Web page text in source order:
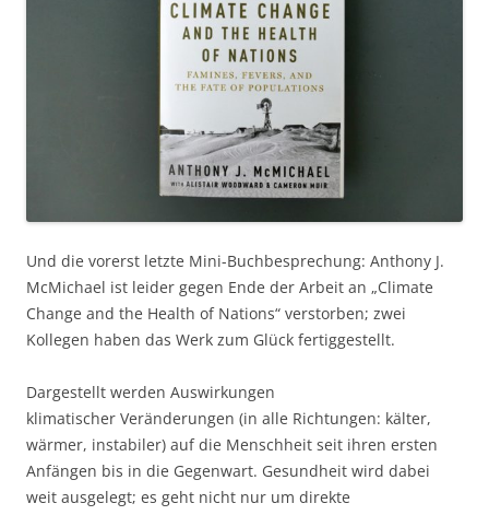
Und die vorerst letzte Mini-Buchbesprechung: Anthony J.
McMichael ist leider gegen Ende der Arbeit an „Climate
Change and the Health of Nations“ verstorben; zwei
Kollegen haben das Werk zum Glück fertiggestellt.
Dargestellt werden Auswirkungen
klimatischer Veränderungen (in alle Richtungen: kälter,
wärmer, instabiler) auf die Menschheit seit ihren ersten
Anfängen bis in die Gegenwart. Gesundheit wird dabei
weit ausgelegt; es geht nicht nur um direkte